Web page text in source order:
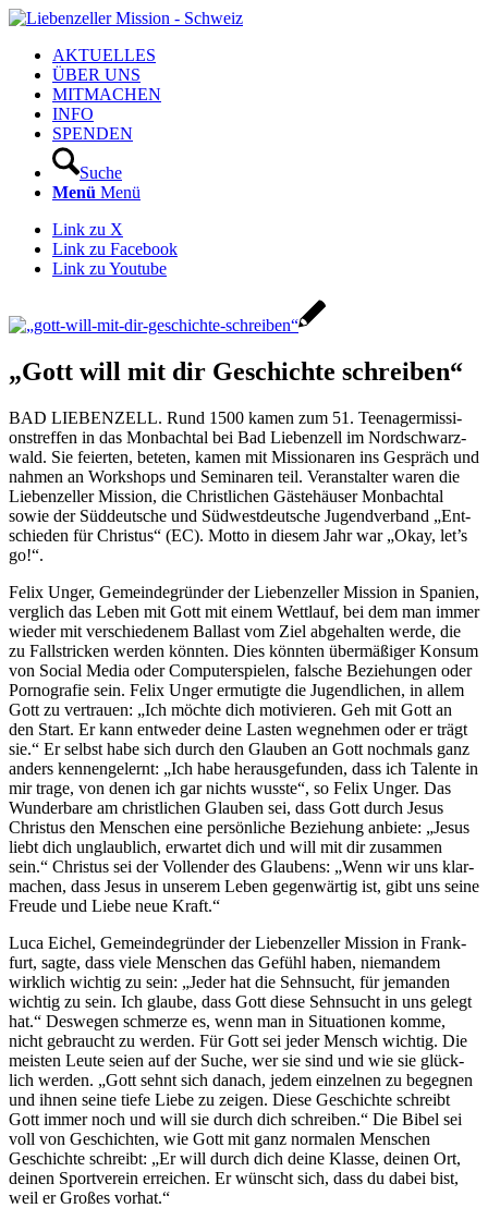
AKTUELLES
ÜBER UNS
MITMACHEN
INFO
SPENDEN
Suche
Menü Menü
Link zu X
Link zu Facebook
Link zu Youtube
„Gott will mit dir Geschichte schreiben“
BAD LIEBENZELL. Rund 1500 kamen zum 51. Teen­ager­mis­si­
ons­tref­fen in das Mon­bach­tal bei Bad Lie­ben­zell im Nord­schwarz­
wald. Sie fei­er­ten, bete­ten, kamen mit Mis­sio­na­ren ins Gespräch und
nah­men an Work­shops und Semi­na­ren teil. Ver­an­stal­ter waren die
Lie­ben­zel­ler Mis­si­on, die Christ­li­chen Gäs­te­häu­ser Mon­bach­tal
sowie der Süd­deut­sche und Süd­west­deut­sche Jugend­ver­band „Ent­
schie­den für Chris­tus“ (EC). Mot­to in die­sem Jahr war „Okay, let’s
go!“.
Felix Unger, Gemein­de­grün­der der Lie­ben­zel­ler Mis­si­on in Spa­ni­en,
ver­glich das Leben mit Gott mit einem Wett­lauf, bei dem man immer
wie­der mit ver­schie­de­nem Bal­last vom Ziel abge­hal­ten wer­de, die
zu Fall­stri­cken wer­den könn­ten. Dies könn­ten über­mä­ßi­ger Kon­sum
von Social Media oder Com­pu­ter­spie­len, fal­sche Bezie­hun­gen oder
Por­no­gra­fie sein. Felix Unger ermu­tig­te die Jugend­li­chen, in allem
Gott zu ver­trau­en: „Ich möch­te dich moti­vie­ren. Geh mit Gott an
den Start. Er kann ent­we­der dei­ne Las­ten weg­neh­men oder er trägt
sie.“ Er selbst habe sich durch den Glau­ben an Gott noch­mals ganz
anders ken­nen­ge­lernt: „Ich habe her­aus­ge­fun­den, dass ich Talen­te in
mir tra­ge, von denen ich gar nichts wuss­te“, so Felix Unger. Das
Wun­der­ba­re am christ­li­chen Glau­ben sei, dass Gott durch Jesus
Chris­tus den Men­schen eine per­sön­li­che Bezie­hung anbie­te: „Jesus
liebt dich unglaub­lich, erwar­tet dich und will mit dir zusam­men
sein.“ Chris­tus sei der Voll­ender des Glau­bens: „Wenn wir uns klar­
ma­chen, dass Jesus in unse­rem Leben gegen­wär­tig ist, gibt uns sei­ne
Freu­de und Lie­be neue Kraft.“
Luca Eichel, Gemein­de­grün­der der Lie­ben­zel­ler Mis­si­on in Frank­
furt, sag­te, dass vie­le Men­schen das Gefühl haben, nie­man­dem
wirk­lich wich­tig zu sein: „Jeder hat die Sehn­sucht, für jeman­den
wich­tig zu sein. Ich glau­be, dass Gott die­se Sehn­sucht in uns gelegt
hat.“ Des­we­gen schmer­ze es, wenn man in Situa­tio­nen kom­me,
nicht gebraucht zu wer­den. Für Gott sei jeder Mensch wich­tig. Die
meis­ten Leu­te sei­en auf der Suche, wer sie sind und wie sie glück­
lich wer­den. „Gott sehnt sich danach, jedem ein­zel­nen zu begeg­nen
und ihnen sei­ne tie­fe Lie­be zu zei­gen. Die­se Geschich­te schreibt
Gott immer noch und will sie durch dich schrei­ben.“ Die Bibel sei
voll von Geschich­ten, wie Gott mit ganz nor­ma­len Men­schen
Geschich­te schreibt: „Er will durch dich dei­ne Klas­se, dei­nen Ort,
dei­nen Sport­ver­ein errei­chen. Er wünscht sich, dass du dabei bist,
weil er Gro­ßes vorhat.“